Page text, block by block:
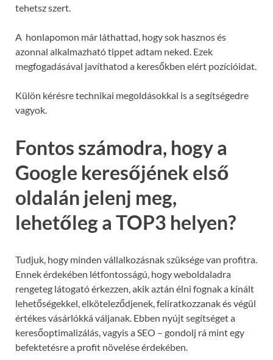
tehetsz szert.
A honlapomon már láthattad, hogy sok hasznos és
azonnal alkalmazható tippet adtam neked. Ezek
megfogadásával javíthatod a keresőkben elért pozícióidat.
Külön kérésre technikai megoldásokkal is a segítségedre
vagyok.
Fontos számodra, hogy a
Google keresőjének első
oldalán jelenj meg,
lehetőleg a TOP3 helyen?
Tudjuk, hogy minden vállalkozásnak szüksége van profitra.
Ennek érdekében létfontosságú, hogy weboldaladra
rengeteg látogató érkezzen, akik aztán élni fognak a kínált
lehetőségekkel, elköteleződjenek, feliratkozzanak és végül
értékes vásárlókká váljanak. Ebben nyújt segítséget a
keresőoptimalizálás, vagyis a SEO – gondolj rá mint egy
befektetésre a profit növelése érdekében.